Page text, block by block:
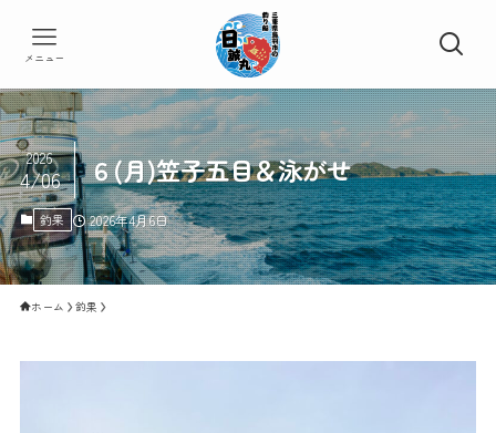
メニュー
６(月)笠子五目＆泳がせ
2026
4/06
釣果 2026年4月6日
ホーム 釣果